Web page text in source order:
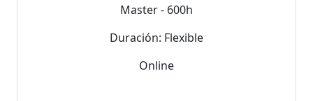
Master - 600h
Duración: Flexible
Online